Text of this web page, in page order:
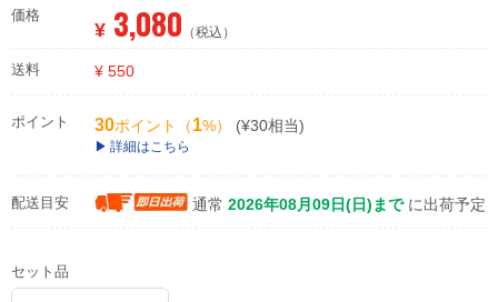
価格
¥ 3,080 （税込）
送料 ¥ 550
ポイント 30ポイント（1%） (¥30相当)
詳細はこちら
配送目安 通常 2026年08月09日(日)まで に出荷予定
セット品